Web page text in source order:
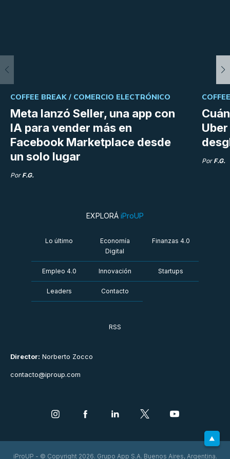
Meta lanzó Seller, una app con
IA para vender más en
Facebook Marketplace desde
un solo lugar
COFFEE BREAK / COMERCIO ELECTRÓNICO
Por F.G.
Por F.G.
Director: Norberto Zocco
contacto@iproup.com
EXPLORÁ iProUP
Lo último
Economía
Digital
Finanzas 4.0
Empleo 4.0 Innovación Startups
Leaders Contacto
RSS
iProUP - © Copyright 2026. Grupo App S.A. Buenos Aires, Argentina.